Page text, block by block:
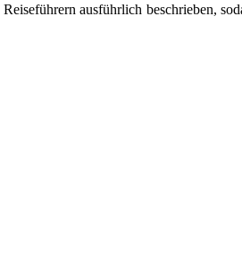
aus­führlich be­schrieben,